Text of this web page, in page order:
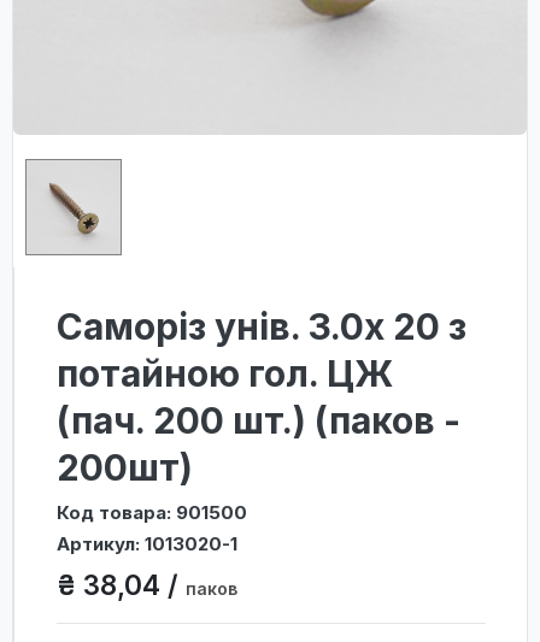
Саморіз унів. 3.0х 20 з
потайною гол. ЦЖ
(пач. 200 шт.) (паков -
200шт)
Код товара: 901500
Артикул: 1013020-1
₴ 38,04 / паков